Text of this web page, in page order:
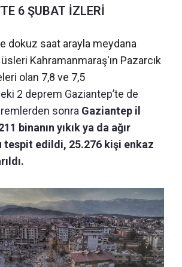
6 ŞUBAT İZLERİ
dokuz saat arayla meydana
Kahramanmaraş'ın Pazarcık
olan 7,8 ve 7,5
2 deprem Gaziantep’te de
sonra Gaziantep il
binanın yıkık ya da ağır
tespit edildi, 25.276 kişi enkaz